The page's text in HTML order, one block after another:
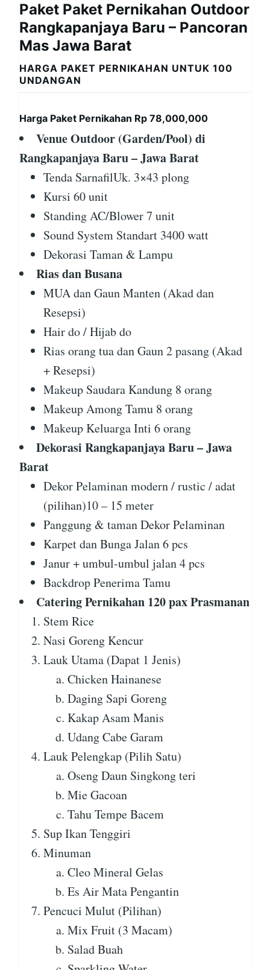
Paket Paket Pernikahan Outdoor
Rangkapanjaya Baru – Pancoran
Mas Jawa Barat
HARGA PAKET PERNIKAHAN UNTUK 100
UNDANGAN
Harga Paket Pernikahan Rp 78,000,000
Venue Outdoor (Garden/Pool) di
Rangkapanjaya Baru – Jawa Barat
Tenda SarnafilUk. 3×43 plong
Kursi 60 unit
Standing AC/Blower 7 unit
Sound System Standart 3400 watt
Dekorasi Taman & Lampu
Rias dan Busana
MUA dan Gaun Manten (Akad dan
Resepsi)
Hair do / Hijab do
Rias orang tua dan Gaun 2 pasang (Akad
+ Resepsi)
Makeup Saudara Kandung 8 orang
Makeup Among Tamu 8 orang
Makeup Keluarga Inti 6 orang
Dekorasi Rangkapanjaya Baru – Jawa
Barat
Dekor Pelaminan modern / rustic / adat
(pilihan)10 – 15 meter
Panggung & taman Dekor Pelaminan
Karpet dan Bunga Jalan 6 pcs
Janur + umbul-umbul jalan 4 pcs
Backdrop Penerima Tamu
Catering Pernikahan 120 pax Prasmanan
Stem Rice
Nasi Goreng Kencur
Lauk Utama (Dapat 1 Jenis)
Chicken Hainanese
Daging Sapi Goreng
Kakap Asam Manis
Udang Cabe Garam
Lauk Pelengkap (Pilih Satu)
Oseng Daun Singkong teri
Mie Gacoan
Tahu Tempe Bacem
Sup Ikan Tenggiri
Minuman
Cleo Mineral Gelas
Es Air Mata Pengantin
Pencuci Mulut (Pilihan)
Mix Fruit (3 Macam)
Salad Buah